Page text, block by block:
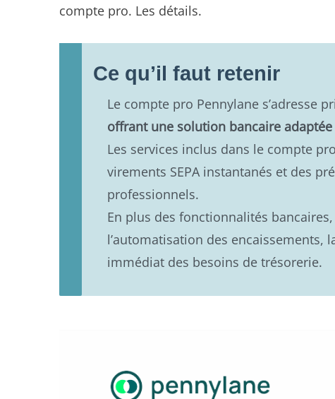
compte pro. Les détails.
Ce qu’il faut retenir
Le compte pro Pennylane s’adresse
offrant une solution bancaire
Les services inclus dans le compte
virements SEPA instantanés et des
professionnels.
En plus des fonctionnalités
l’automatisation des
immédiat des besoins de trésorerie.